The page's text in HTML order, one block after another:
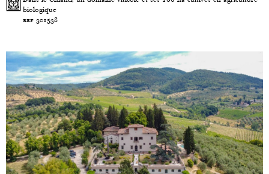
biologique
ref 301538